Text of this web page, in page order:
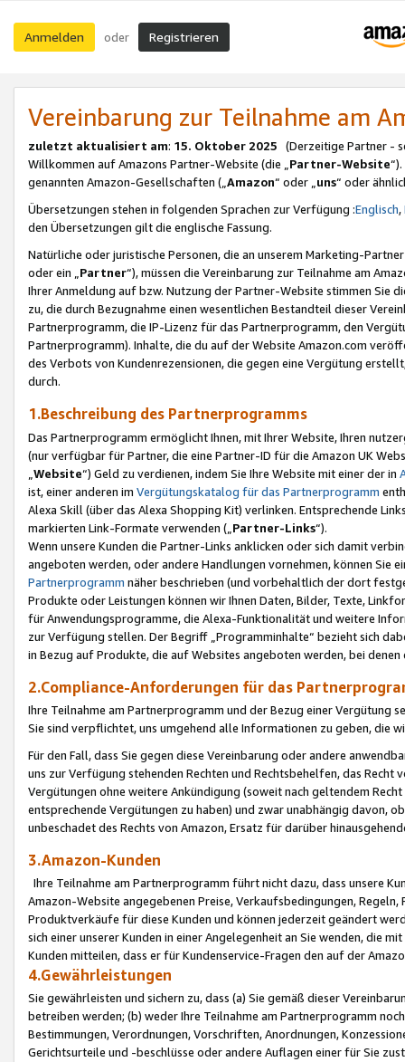
Anmelden oder Registrieren
Vereinbarung zur Teilnahme am
zuletzt aktualisiert am: 15. Oktober 2025 (Derzeitige Partner -
Willkommen auf Amazons Partner-Website (die „Partner-Website
genannten Amazon-Gesellschaften („Amazon“ oder „uns“ oder
Übersetzungen stehen in folgenden Sprachen zur Verfügung :Englisch,
den Übersetzungen gilt die englische Fassung.
Natürliche oder juristische Personen, die an unserem Marketing-
oder ein „Partner“), müssen die Vereinbarung zur Teilnahme am
Ihrer Anmeldung auf bzw. Nutzung der Partner-Website stimmen Sie
zu, die durch Bezugnahme einen wesentlichen Bestandteil dieser
Partnerprogramm, die IP-Lizenz für das Partnerprogramm, den
Partnerprogramm). Inhalte, die du auf der Website Amazon.com
des Verbots von Kundenrezensionen, die gegen eine Vergütung
durch.
1.Beschreibung des Partnerprogramms
Das Partnerprogramm ermöglicht Ihnen, mit Ihrer Website, Ihren
(nur verfügbar für Partner, die eine Partner-ID für die Amazon UK
Website“) Geld zu verdienen, indem Sie Ihre Website mit einer der in
ist, einer anderen im Vergütungskatalog für das Partnerprogramm
Alexa Skill (über das Alexa Shopping Kit) verlinken. Entsprechende
markierten Link-Formate verwenden („ Partner-Links“).
Wenn unsere Kunden die Partner-Links anklicken oder sich damit
angeboten werden, oder andere Handlungen vornehmen, können Sie
Partnerprogramm näher beschrieben (und vorbehaltlich der dort
Produkte oder Leistungen können wir Ihnen Daten, Bilder, Texte,
für Anwendungsprogramme, die Alexa-Funktionalität und weitere
zur Verfügung stellen. Der Begriff „Programminhalte“ bezieht sich
in Bezug auf Produkte, die auf Websites angeboten werden, bei
2.Compliance-Anforderungen für das
Ihre Teilnahme am Partnerprogramm und der Bezug einer Vergütung
Sie sind verpflichtet, uns umgehend alle Informationen zu geben, die
Für den Fall, dass Sie gegen diese Vereinbarung oder andere
uns zur Verfügung stehenden Rechten und Rechtsbehelfen, das
Vergütungen ohne weitere Ankündigung (soweit nach geltendem
entsprechende Vergütungen zu haben) und zwar unabhängig davon,
unbeschadet des Rechts von Amazon, Ersatz für darüber
3.Amazon-Kunden
Ihre Teilnahme am Partnerprogramm führt nicht dazu, dass unsere
Amazon-Website angegebenen Preise, Verkaufsbedingungen,
Produktverkäufe für diese Kunden und können jederzeit geändert
sich einer unserer Kunden in einer Angelegenheit an Sie wenden, die
Kunden mitteilen, dass er für Kundenservice-Fragen den auf der
4.Gewährleistungen
Sie gewährleisten und sichern zu, dass (a) Sie gemäß dieser
betreiben werden; (b) weder Ihre Teilnahme am Partnerprogramm
Bestimmungen, Verordnungen, Vorschriften, Anordnungen,
Gerichtsurteile und -beschlüsse oder andere Auflagen einer für Sie